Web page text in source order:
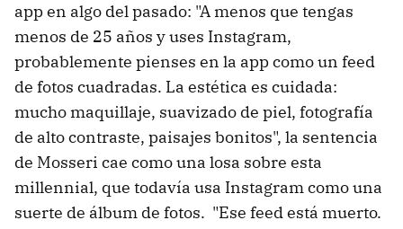
app en algo del pasado: "A menos que tengas
menos de 25 años y uses Instagram,
probablemente pienses en la app como un feed
de fotos cuadradas. La estética es cuidada:
mucho maquillaje, suavizado de piel, fotografía
de alto contraste, paisajes bonitos", la sentencia
de Mosseri cae como una losa sobre esta
millennial, que todavía usa Instagram como una
suerte de álbum de fotos. "Ese feed está muerto.